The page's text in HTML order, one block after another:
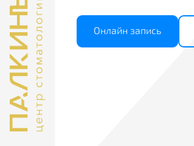
Онлайн запись